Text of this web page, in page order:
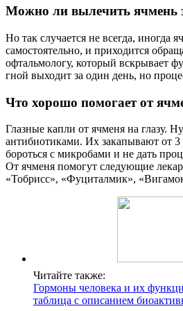
Можно ли вылечить ячмень
Но так случается не всегда, иногда
самостоятельно, и приходится
офтальмологу, который вскрывает
гной выходит за один день, но
Что хорошо помогает от
Глазные капли от ячменя на глазу.
антибиотиками. Их закапывают от 3
бороться с микробами и не дать
От ячменя помогут следующие
«Тобрисс», «Фуциталмик»,
Читайте также:
Гормоны человека и их
таблица с описанием